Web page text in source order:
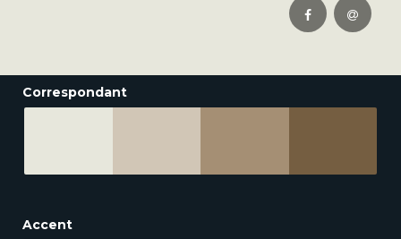
Correspondant
Accent